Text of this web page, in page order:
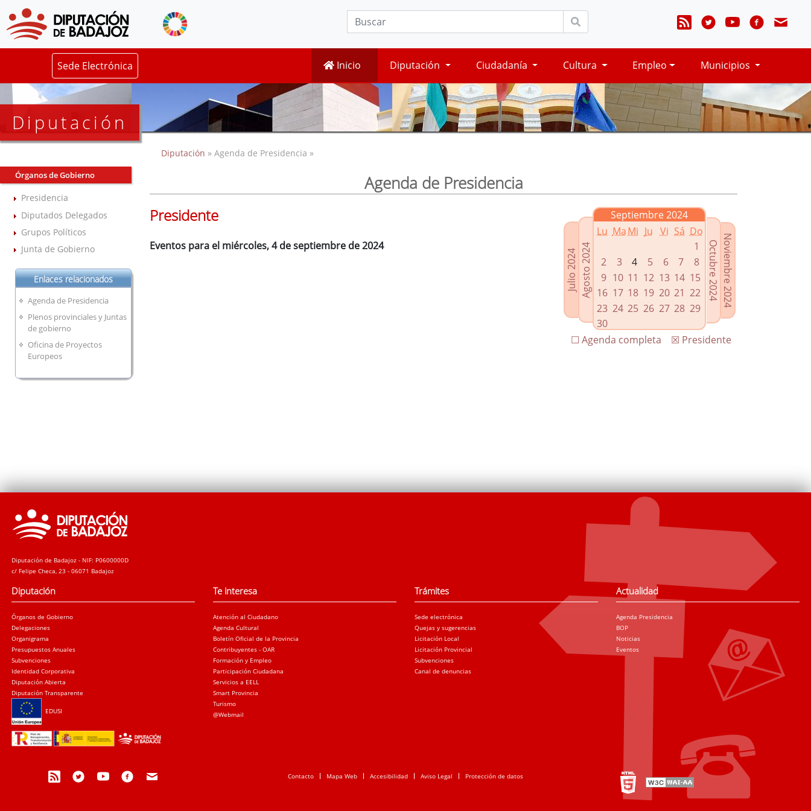
Sede Electrónica Inicio Diputación Ciudadanía Cultura Empleo Municipios
Diputación
Órganos de Gobierno
Presidencia
Diputados Delegados
Grupos Políticos
Junta de Gobierno
Enlaces relacionados
Agenda de Presidencia
Plenos provinciales y Juntas
de gobierno
Oficina de Proyectos
Europeos
Diputación » Agenda de Presidencia »
Agenda de Presidencia
Julio 2024Agosto 2024
Septiembre 2024
Lu MaMi Ju Vi Sá Do
1
2
3 4 5 6 7
8
9 10 11 12 13 14 15
16 17 18 19 20 21 22
23 24 25 26 27 28 29
30
Noviembre 2024
Octubre 2024
☒ Presidente
☐ Agenda completa
Presidente
Eventos para el miércoles, 4 de septiembre de 2024
Diputación de Badajoz - NIF: P0600000D
c/ Felipe Checa, 23 - 06071 Badajoz
Diputación
Órganos de Gobierno
Delegaciones
Organigrama
Presupuestos Anuales
Subvenciones
Identidad Corporativa
Diputación Abierta
Diputación Transparente
EDUSI
Te interesa
Atención al Ciudadano
Agenda Cultural
Boletín Oficial de la Provincia
Contribuyentes - OAR
Formación y Empleo
Participación Ciudadana
Servicios a EELL
Smart Provincia
Turismo
@Webmail
Trámites
Sede electrónica
Quejas y sugerencias
Licitación Local
Licitación Provincial
Subvenciones
Canal de denuncias
Actualidad
Agenda Presidencia
BOP
Noticias
Eventos
Contacto Mapa Web Accesibilidad Aviso Legal Protección de datos